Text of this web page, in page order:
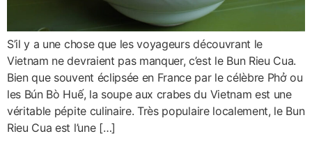
S’il y a une chose que les voyageurs découvrant le
Vietnam ne devraient pas manquer, c’est le Bun Rieu Cua.
Bien que souvent éclipsée en France par le célèbre Phở ou
les Bún Bò Huế, la soupe aux crabes du Vietnam est une
véritable pépite culinaire. Très populaire localement, le Bun
Rieu Cua est l’une […]